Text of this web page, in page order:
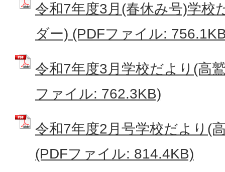
令和7年度3月(春休み号)学校
ダー) (PDFファイル:
令和7年度3月学校だより(高
ファイル: 762.3KB)
令和7年度2月号学校だより(
(PDFファイル: 814.4KB)